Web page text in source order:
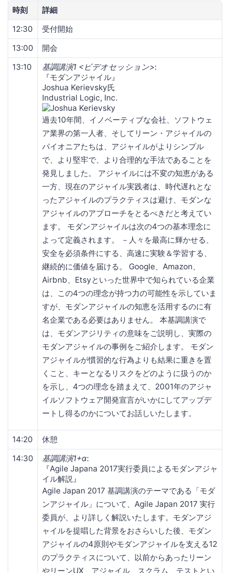
時刻
詳細
12:30
受付開始
13:00
開会
13:10
基調講演1 <ビデオセッション>:
『モダンアジャイル』
Joshua Kerievsky氏
Industrial Logic, Inc.
過去10年間、イノベーティブな会社、ソフトウェ
ア業界の第一人者、そしてリーン・アジャイルの
パイオニアたちは、アジャイルがよりシンプル
で、より堅牢で、より合理的な手法であることを
発見しました。 アジャイルには不変の知恵がある
一方、現在のアジャイル実践者は、時代遅れとな
ったアジャイルのプラクティスは避け、モダンな
アジャイルのアプローチをとるべきだと考えてい
ます。 モダンアジャイルは次の4つの基本理念に
よって定義されます。 －人々を最高に輝かせる、
安全を必須条件にする、高速に実験＆学習する、
継続的に価値を届ける。 Google、Amazon、
Airbnb、Etsyといった世界中で知られている企業
は、この4つの理念が持つ力の可能性を示していま
すが、モダンアジャイルの知恵を活用するのに有
名企業である必要はありません。 本基調講演で
は、モダンアジリティの意味をご説明し、実際の
モダンアジャイルの事例をご紹介します。 モダン
アジャイルが慣習的な行為よりも結果に重きを置
くこと、キーとなるリスクをどのように扱うのか
を示し、4つの理念を踏まえて、2001年のアジャ
イルソフトウェア開発宣言がいかにしてアップデ
ートし得るのかについてお話しいたします。
14:20
休憩
14:30
基調講演1+α:
『Agile Japana 2017実行委員によるモダンアジャ
イル解説』
Agile Japan 2017 基調講演のテーマである「モダ
ンアジャイル」について、Agile Japan 2017 実行
委員が、より詳しく解説いたします。モダンアジ
ャイルを提唱した背景をおさらいした後、モダン
アジャイルの4原則やモダンアジャイルを支える12
のプラクティスについて、以前からあったリーン
やリーンUX、アジャイル、スクラム、テストとい